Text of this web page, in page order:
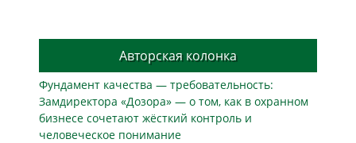
Авторская колонка
Фундамент качества — требовательность:
Замдиректора «Дозора» — о том, как в охранном
бизнесe сочетают жёсткий контроль и
человеческое понимание